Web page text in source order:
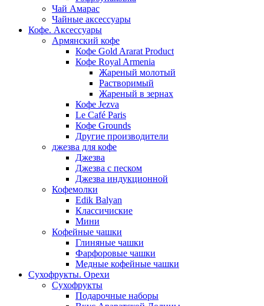
Чай Амарас
Чайные аксессуары
Кофе. Аксессуары
Армянский кофе
Кофе Gold Ararat Product
Кофе Royal Armenia
Жареный молотый
Растворимый
Жареный в зернах
Кофе Jezva
Le Café Paris
Кофе Grounds
Другие производители
джезва для кофе
Джезва
Джезва с песком
Джезва индукционной
Кофемолки
Edik Balyan
Классичиские
Мини
Кофейные чашки
Глиняные чашки
Фарфоровые чашки
Медные кофейные чашки
Сухофрукты. Орехи
Сухофрукты
Подарочные наборы